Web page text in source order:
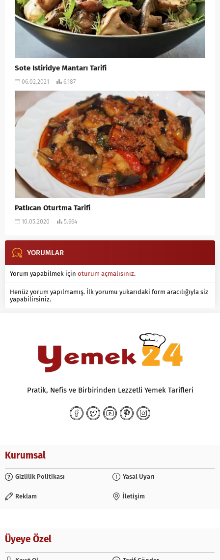
Sote Istiridye Mantarı Tarifi
06.02.2021 6.187
Patlıcan Oturtma Tarifi
10.05.2020 5.664
YORUMLAR
Yorum yapabilmek için oturum açmalısınız.
Henüz yorum yapılmamış. İlk yorumu yukarıdaki form aracılığıyla siz
yapabilirsiniz.
Pratik, Nefis ve Birbirinden Lezzetli Yemek Tarifleri
Kurumsal
Gizlilik Politikası Yasal Uyarı
Reklam İletişim
Üyeye Özel